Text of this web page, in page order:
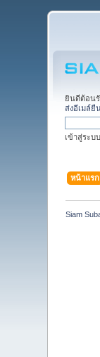
ยินดีต้อน
ส่งอีเมล์ยื
เข้าสู่ระบ
หน้าแรก
Siam